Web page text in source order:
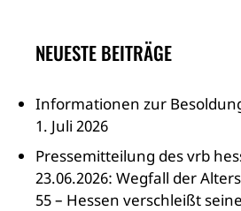
NEUESTE BEITRÄGE
Informationen zur
1. Juli 2026
Pressemitteilung des vrb
23.06.2026: Wegfall der
55 – Hessen verschleißt